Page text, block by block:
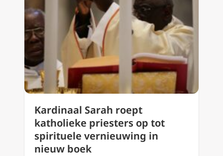
Kardinaal Sarah roept
katholieke priesters op tot
spirituele vernieuwing in
nieuw boek